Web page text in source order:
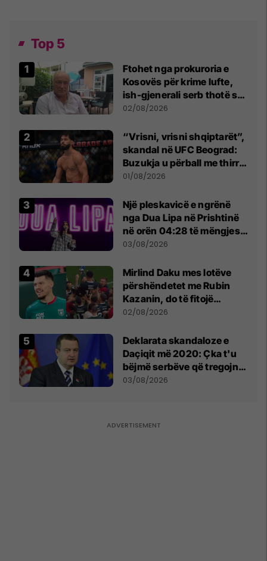
Top 5
Ftohet nga prokuroria e
Kosovës për krime lufte,
ish-gjenerali serb thotë se
dikush e tradhtoi në
02/08/2026
“Vrisni, vrisni shqiptarët”,
skandal në UFC Beograd:
Buzukja u përball me thirrje
anti-shqiptare nga
01/08/2026
Një pleskavicë e ngrënë
nga Dua Lipa në Prishtinë
në orën 04:28 të mëngjesit
- dhe bota digjitale serbe
03/08/2026
Mirlind Daku mes lotëve
përshëndetet me Rubin
Kazanin, do të fitojë
miliona te Spartak Moska
02/08/2026
​Deklarata skandaloze e
Daçiqit më 2020: Çka t'u
bëjmë serbëve që tregojnë
ku janë varrosur shqiptarët
03/08/2026